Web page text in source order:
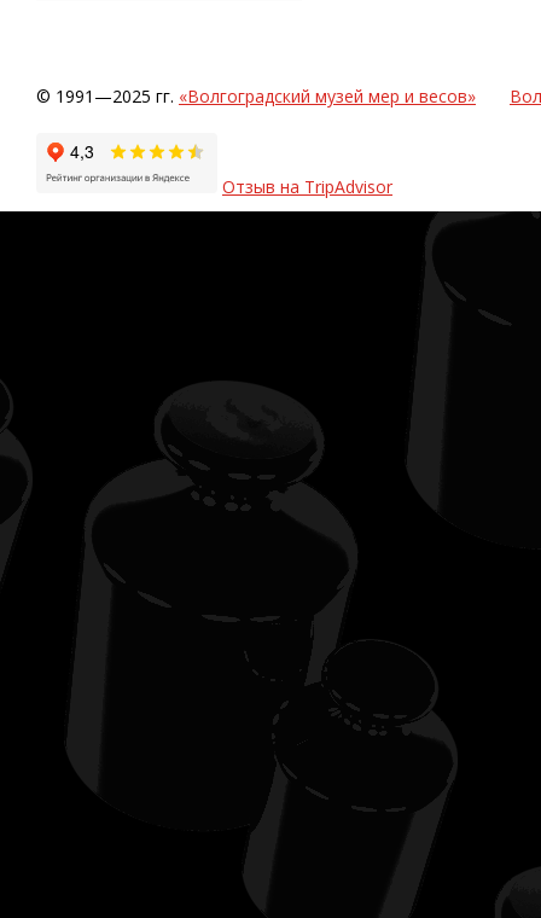
© 1991—2025 гг. «Волгоградский музей мер и весов»
Отзыв на TripAdvisor